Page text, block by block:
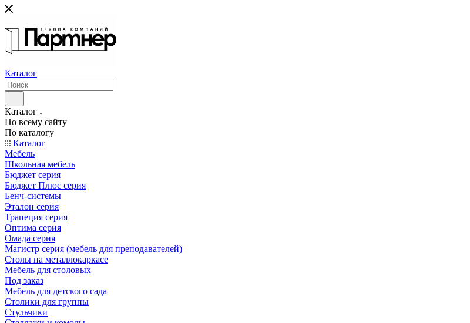
Каталог
Каталог
По всему сайту
По каталогу
Каталог
Мебель
Школьная мебель
Бюджет серия
Бюджет Плюс серия
Бенч-системы
Эталон серия
Трапеция серия
Оптима серия
Омада серия
Магистр серия (мебель для преподавателей)
Столы на металлокаркасе
Мебель для столовых
Под заказ
Мебель для детского сада
Столики для группы
Стульчики